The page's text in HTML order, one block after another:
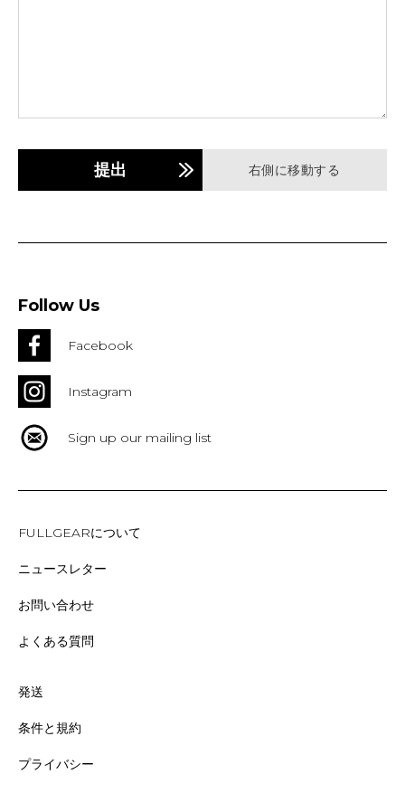
提出 右側に移動する
Follow Us
Facebook
Instagram
Sign up our mailing list
FULLGEARについて
ニュースレター
お問い合わせ
よくある質問
発送
条件と規約
プライバシー